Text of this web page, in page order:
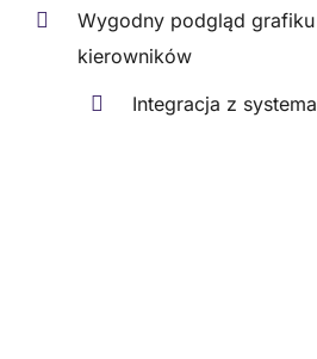
Wygodny podgląd
kierowników
Integracja z